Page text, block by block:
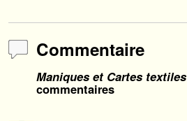
Commentaire
Maniques et Cartes textiles
commentaires